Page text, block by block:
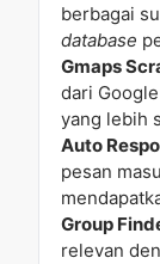
berbagai
database
Gmaps
dari
yang lebih
Auto
pesan
Group
relevan